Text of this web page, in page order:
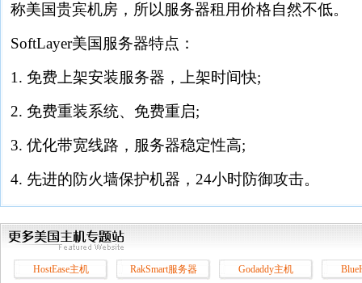
称美国贵宾机房，所以服务器租用价格自然不低。
SoftLayer美国服务器特点：
1. 免费上架安装服务器，上架时间快;
2. 免费重装系统、免费重启;
3. 优化带宽线路，服务器稳定性高;
4. 先进的防火墙保护机器，24小时防御攻击。
HostEase主机 RakSmart服务器 Godaddy主机